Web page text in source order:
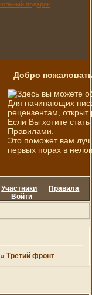
Добро
Здесь вы можете
Для начинающих
рецензентам, открыт
Если Вы хотите
Правилами.
Это поможет вам
первых порах в
Участники
Правила
Войти
» Третий фронт